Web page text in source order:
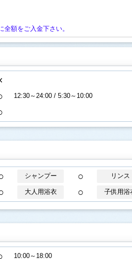
額をご入金下さい。
12:30～24:00 / 5:30～10:00
シャンプー ○ リンス
大人用浴衣 ○ 子供用浴
10:00～18:00